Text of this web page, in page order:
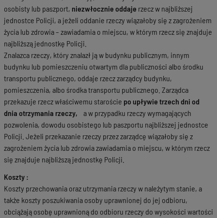
osobisty lub paszport, niezwłocznie oddaje rzecz w najbliższej
jednostce Policji, a jeżeli oddanie rzeczy wiązałoby się z zagrożeniem
życia lub zdrowia – zawiadamia o miejscu, w którym rzecz się znajduje
najbliższą jednostkę Policji.
Znalazca rzeczy, który znalazł ją w budynku publicznym, innym
budynku lub pomieszczeniu otwartym dla publiczności albo środku
transportu publicznego, oddaje rzecz zarządcy budynku,
pomieszczenia, albo środka transportu publicznego. Zarządca
przekazuje rzecz właściwemu staroście po upływie trzech dni od
dnia otrzymania rzeczy, a w przypadku rzeczy wymagających
pozwolenia, dowodu osobistego lub paszportu najbliższej jednostce
Policji. Jeżeli przekazanie rzeczy przez zarządcę wiązałoby się z
zagrożeniem życia lub zdrowia zawiadamia o miejscu, w którym rzecz
się znajduje najbliższą jednostkę Policji.
Koszty :
Koszty przechowania oraz utrzymania rzeczy w należytym stanie, a
także koszty poszukiwania osoby uprawnionej do jej odbioru,
obciążają osobę uprawnioną do odbioru rzeczy do wysokości wartości